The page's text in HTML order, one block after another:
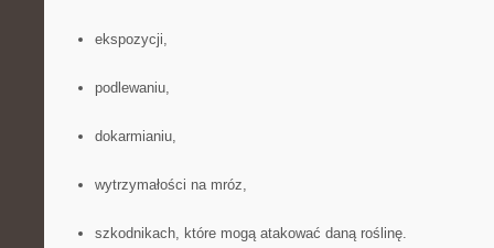
ekspozycji,
podlewaniu,
dokarmianiu,
wytrzymałości na mróz,
szkodnikach, które mogą atakować daną roślinę.